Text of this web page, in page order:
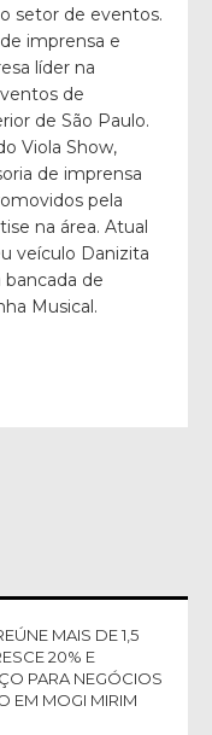
setor de eventos.
imprensa e
líder na
de
de São Paulo.
Viola Show,
de imprensa
pela
na área. Atual
veículo Danizita
bancada de
Musical.
MAIS DE 1,5
20% E
PARA NEGÓCIOS
EM MOGI MIRIM